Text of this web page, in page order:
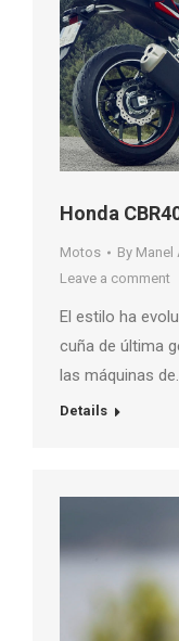
Honda
Motos By Manel
Leave a comment
El estilo ha
cuña de última
las máquinas de…
Details